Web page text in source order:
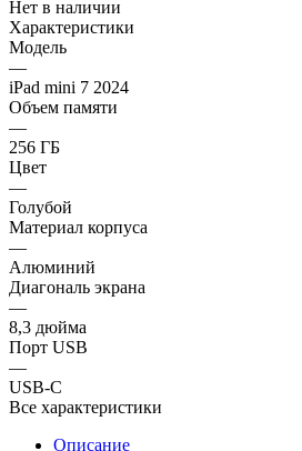
Нет в наличии
Характеристики
Модель
—
iPad mini 7 2024
Объем памяти
—
256 ГБ
Цвет
—
Голубой
Материал корпуса
—
Алюминий
Диагональ экрана
—
8,3 дюйма
Порт USB
—
USB-C
Все характеристики
Описание